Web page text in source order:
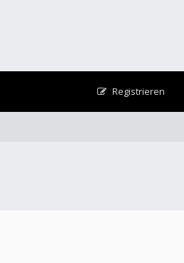
Registrieren